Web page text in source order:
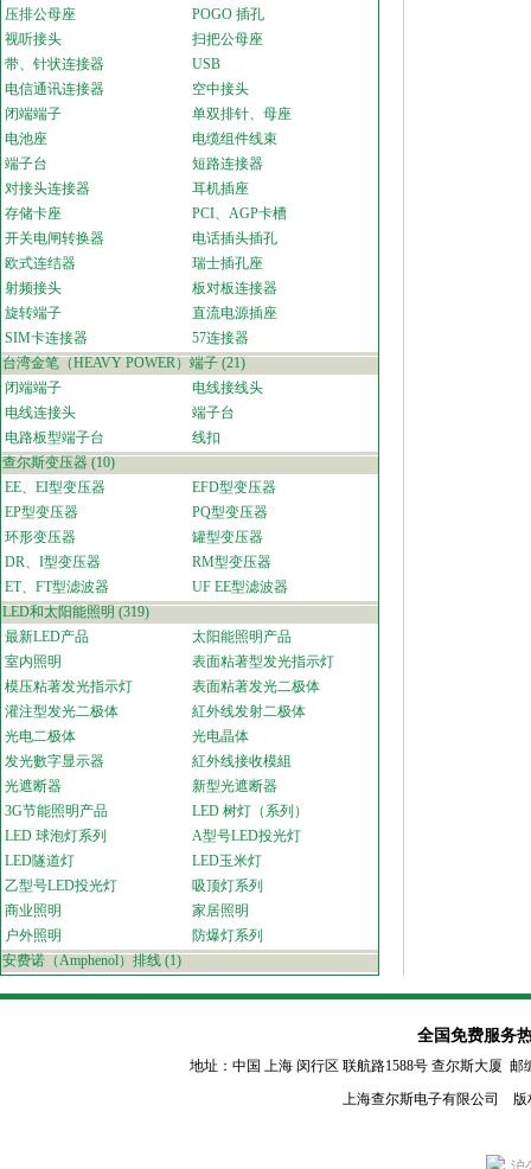
压排公母座
POGO 插孔
视听接头
扫把公母座
带、针状连接器
USB
电信通讯连接器
空中接头
闭端端子
单双排针、母座
电池座
电缆组件线束
端子台
短路连接器
对接头连接器
耳机插座
存储卡座
PCI、AGP卡槽
开关电闸转换器
电话插头插孔
欧式连结器
瑞士插孔座
射频接头
板对板连接器
旋转端子
直流电源插座
SIM卡连接器
57连接器
台湾金笔（HEAVY POWER）端子 (21)
闭端端子
电线接线头
电线连接头
端子台
电路板型端子台
线扣
查尔斯变压器 (10)
EE、EI型变压器
EFD型变压器
EP型变压器
PQ型变压器
环形变压器
罐型变压器
DR、I型变压器
RM型变压器
ET、FT型滤波器
UF EE型滤波器
LED和太阳能照明 (319)
最新LED产品
太阳能照明产品
室内照明
表面粘著型发光指示灯
模压粘著发光指示灯
表面粘著发光二极体
灌注型发光二极体
紅外线发射二极体
光电二极体
光电晶体
发光數字显示器
紅外线接收模組
光遮断器
新型光遮断器
3G节能照明产品
LED 树灯（系列）
LED 球泡灯系列
A型号LED投光灯
LED隧道灯
LED玉米灯
乙型号LED投光灯
吸顶灯系列
商业照明
家居照明
户外照明
防爆灯系列
安费诺（Amphenol）排线 (1)
全国免费服务
地址：中国 上海 闵行区 联航路1588号 查尔斯大厦 邮
上海查尔斯电子有限公司